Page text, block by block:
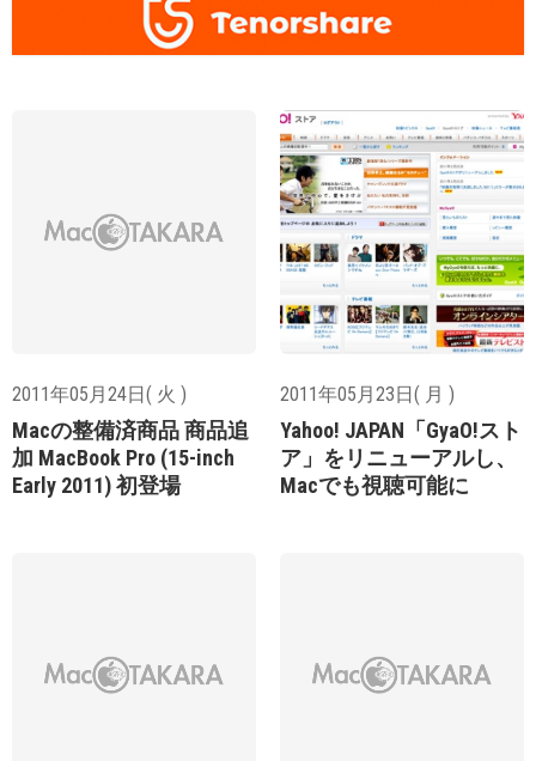
2011年05月24日( 火 )
Macの整備済商品 商品追
加 MacBook Pro (15-inch
Early 2011) 初登場
2011年05月23日( 月 )
Yahoo! JAPAN「GyaO!スト
ア」をリニューアルし、
Macでも視聴可能に